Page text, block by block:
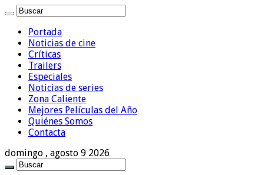
Portada
Noticias de cine
Críticas
Trailers
Especiales
Noticias de series
Zona Caliente
Mejores Películas del Año
Quiénes Somos
Contacta
domingo , agosto 9 2026